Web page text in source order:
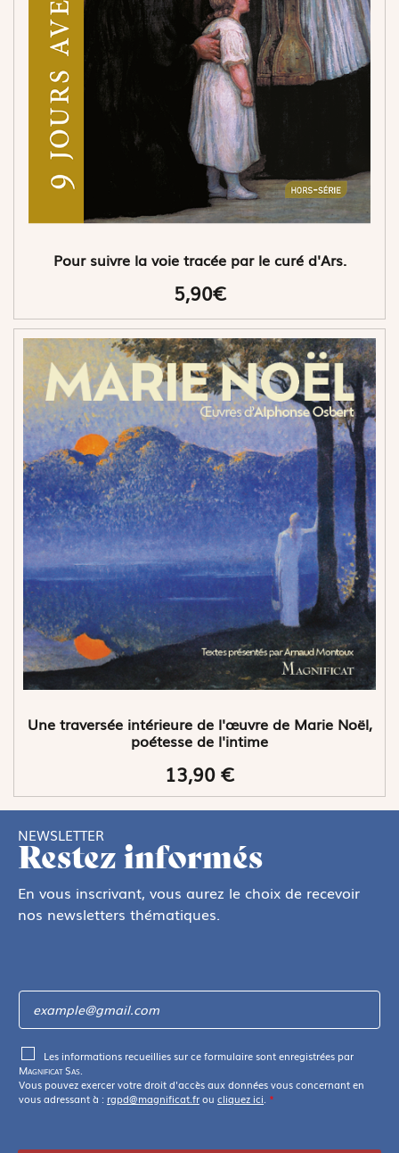
Pour suivre la voie tracée par le curé d'Ars.
5,90€
Une traversée intérieure de l'œuvre de Marie Noël,
poétesse de l'intime
13,90 €
NEWSLETTER
Restez informés
En vous inscrivant, vous aurez le choix de recevoir
nos newsletters thématiques.
Les informations recueillies sur ce formulaire sont enregistrées par
Magnificat Sas
Vous pouvez exercer votre droit d'accès aux données vous concernant en
vous adressant à : rgpd@magnificat.frou cliquez ici *